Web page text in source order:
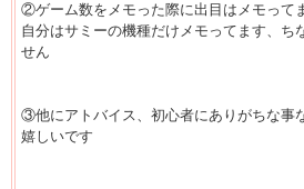
②ゲーム数をメモった際に出目はメモって
自分はサミーの機種だけメモってます、ち
せん
③他にアトバイス、初心者にありがちな事
嬉しいです